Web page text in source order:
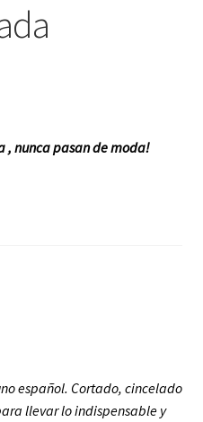
, nunca pasan de moda!
español. Cortado, cincelado
llevar lo indispensable y